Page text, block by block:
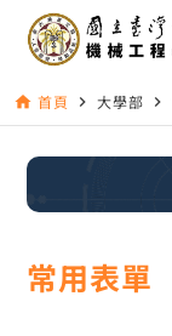
home 首頁 navigate_next 大學部 navigate_next
常用表單